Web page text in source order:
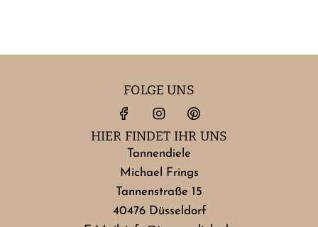
FOLGE UNS
HIER FINDET IHR UNS
Tannendiele
Michael Frings
Tannenstraße 15
40476 Düsseldorf